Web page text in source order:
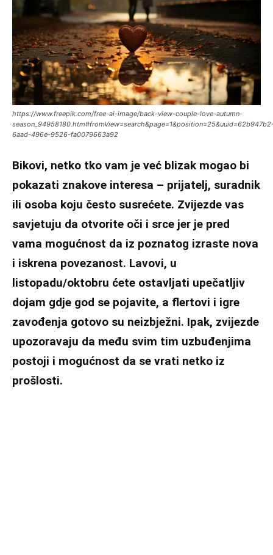
https://www.freepik.com/free-ai-image/back-view-couple-love-autumn-
6aad-496e-9526-fa0079663a92
Bikovi, netko tko vam je već blizak mogao bi
pokazati znakove interesa – prijatelj, suradnik
ili osoba koju često susrećete. Zvijezde vas
savjetuju da otvorite oči i srce jer je pred
vama mogućnost da iz poznatog izraste nova
i iskrena povezanost. Lavovi, u
listopadu/oktobru ćete ostavljati upečatljiv
dojam gdje god se pojavite, a flertovi i igre
zavođenja gotovo su neizbježni. Ipak, zvijezde
upozoravaju da među svim tim uzbuđenjima
postoji i mogućnost da se vrati netko iz
prošlosti.